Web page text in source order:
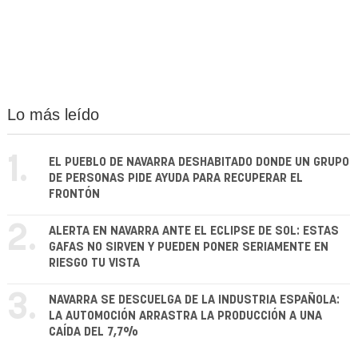
Lo más leído
1.
EL PUEBLO DE NAVARRA DESHABITADO DONDE UN GRUPO
DE PERSONAS PIDE AYUDA PARA RECUPERAR EL
FRONTÓN
2.
ALERTA EN NAVARRA ANTE EL ECLIPSE DE SOL: ESTAS
GAFAS NO SIRVEN Y PUEDEN PONER SERIAMENTE EN
RIESGO TU VISTA
3.
NAVARRA SE DESCUELGA DE LA INDUSTRIA ESPAÑOLA:
LA AUTOMOCIÓN ARRASTRA LA PRODUCCIÓN A UNA
CAÍDA DEL 7,7%